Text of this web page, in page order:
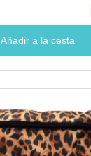
Añadir a la cesta